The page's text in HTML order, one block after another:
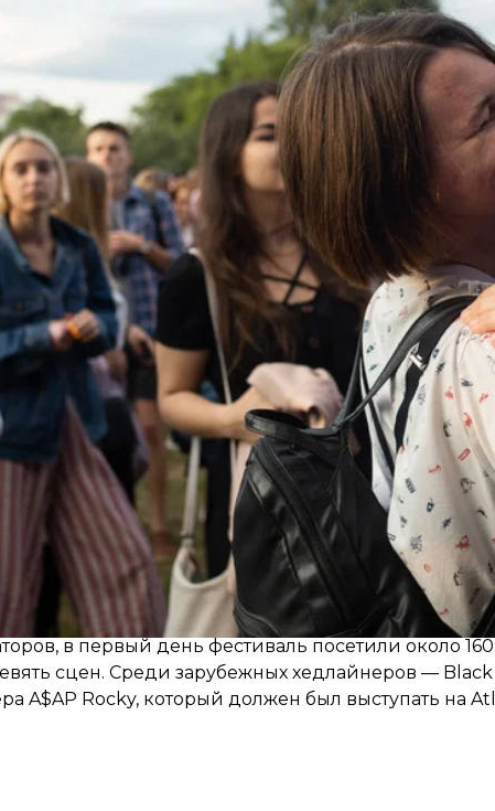
Анастасия Власова/Громадское
Украины и Восточной Европы — Atlas
музыки. На главной сцене выступили, в
София Ротару.
и послушать музыку, в частности —
ребенком. — Я фанатка Ротару, если ребенок
не нарушили традицию — первый день остался
несколько сотен человек.
что здесь происходит, увидеть и послушать
— Хорошо, что этот день бесплатный,
в первый день фестиваль посетили около
сцен. Среди зарубежных хедлайнеров —
A$AP Rocky, который должен был выступать на